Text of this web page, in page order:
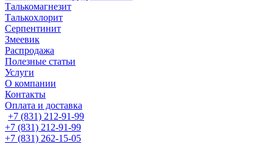
Талькомагнезит
Талькохлорит
Серпентинит
Змеевик
Распродажа
Полезные статьи
Услуги
О компании
Контакты
Оплата и доставка
+7 (831) 212-91-99
+7 (831) 212-91-99
+7 (831) 262-15-05